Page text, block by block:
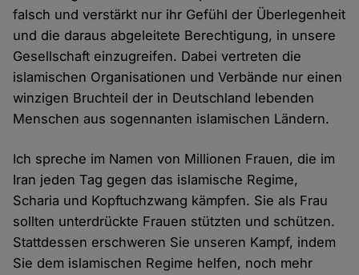
falsch und verstärkt nur ihr Gefühl der Überlegenheit
und die daraus abgeleitete Berechtigung, in unsere
Gesellschaft einzugreifen. Dabei vertreten die
islamischen Organisationen und Verbände nur einen
winzigen Bruchteil der in Deutschland lebenden
Menschen aus sogennanten islamischen Ländern.
Ich spreche im Namen von Millionen Frauen, die im
Iran jeden Tag gegen das islamische Regime,
Scharia und Kopftuchzwang kämpfen. Sie als Frau
sollten unterdrückte Frauen stützten und schützen.
Stattdessen erschweren Sie unseren Kampf, indem
Sie dem islamischen Regime helfen, noch mehr